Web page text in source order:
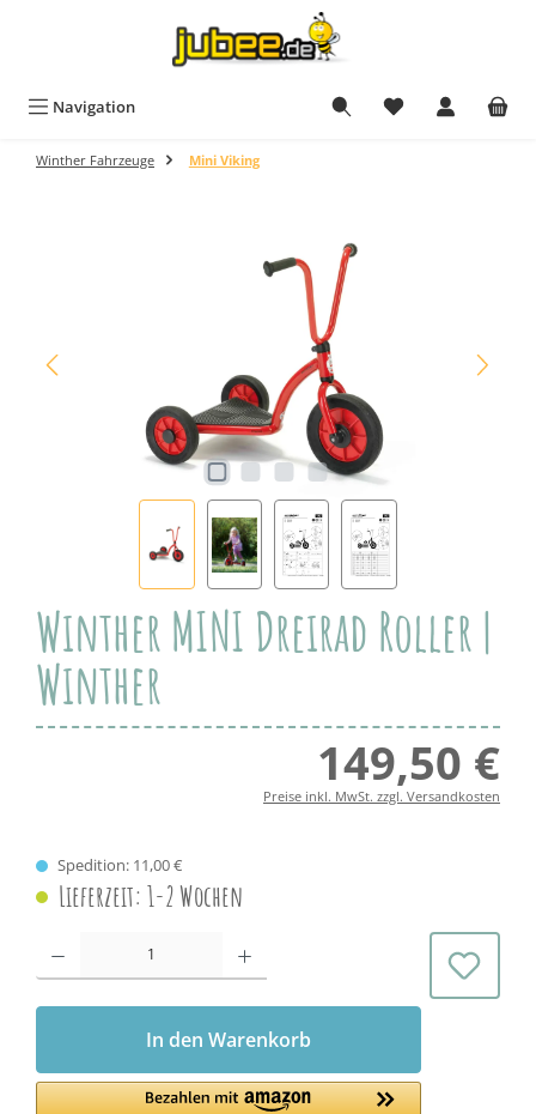
Navigation Du hast 0
Winther Fahrzeuge Mini Viking
Winther MINI Dreirad Roller |
Winther
149,50 €
Preise inkl. MwSt. zzgl. Versandkosten
Spedition: 11,00 €
Lieferzeit: 1-2 Wochen
Produkt Anzahl: Gib den gewünschten Wert ein oder benutze die
In den Warenkorb